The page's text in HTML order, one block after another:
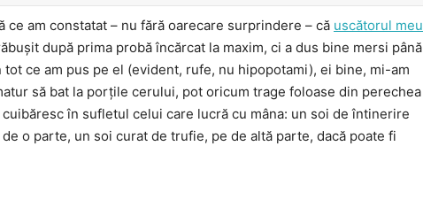
ce am constatat – nu fără oarecare surprindere – că uscătorul meu
după prima probă încărcat la maxim, ci a dus bine mersi până
ce am pus pe el (evident, rufe, nu hipopotami), ei bine, mi-am
să bat la porțile cerului, pot oricum trage foloase din perechea
în sufletul celui care lucră cu mâna: un soi de întinerire
o parte, un soi curat de trufie, pe de altă parte, dacă poate fi